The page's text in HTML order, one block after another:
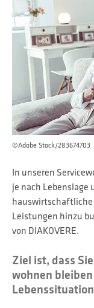
©Adobe Stock/283674703
In unseren
je nach
hauswirtschaftliche
Leistungen hinzu
von DIAKOVERE.
Ziel ist, dass
wohnen